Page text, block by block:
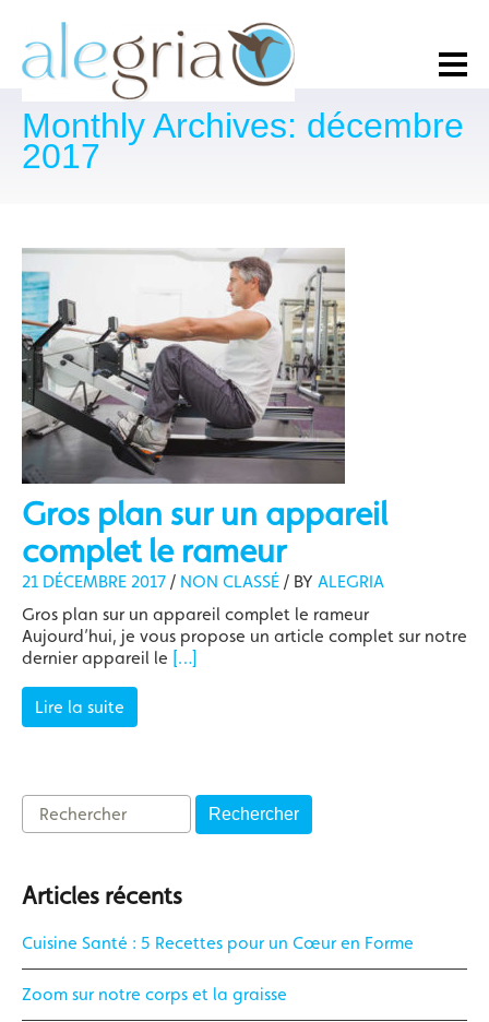
Monthly Archives: décembre
2017
Gros plan sur un appareil
complet le rameur
21 DÉCEMBRE 2017 / NON CLASSÉ / BY ALEGRIA
Gros plan sur un appareil complet le rameur
Aujourd’hui, je vous propose un article complet sur notre
dernier appareil le […]
Lire la suite
Rechercher
Articles récents
Cuisine Santé : 5 Recettes pour un Cœur en Forme
Zoom sur notre corps et la graisse